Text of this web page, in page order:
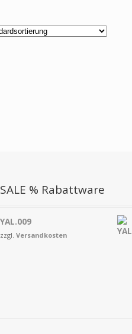
SALE % Rabattware
YAL.009
zzgl. Versandkosten